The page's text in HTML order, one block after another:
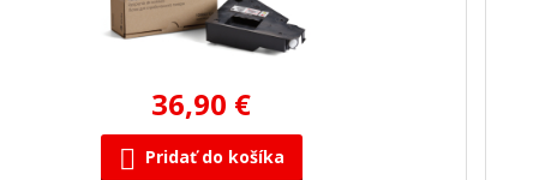
36,90 €
Pridať do košíka